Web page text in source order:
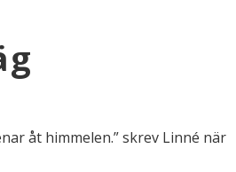
åt himmelen.” skrev Linné när